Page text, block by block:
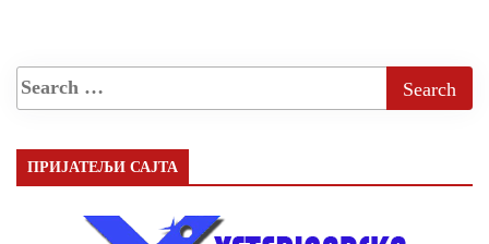
ПРИЈАТЕЉИ САЈТА